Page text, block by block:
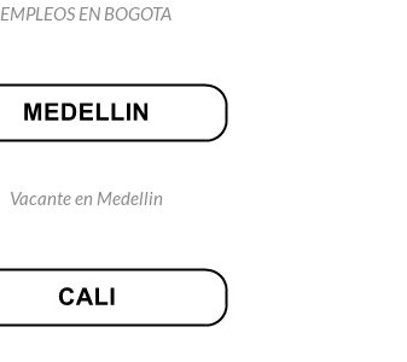
EMPLEOS EN BOGOTA
Vacante en Medellin